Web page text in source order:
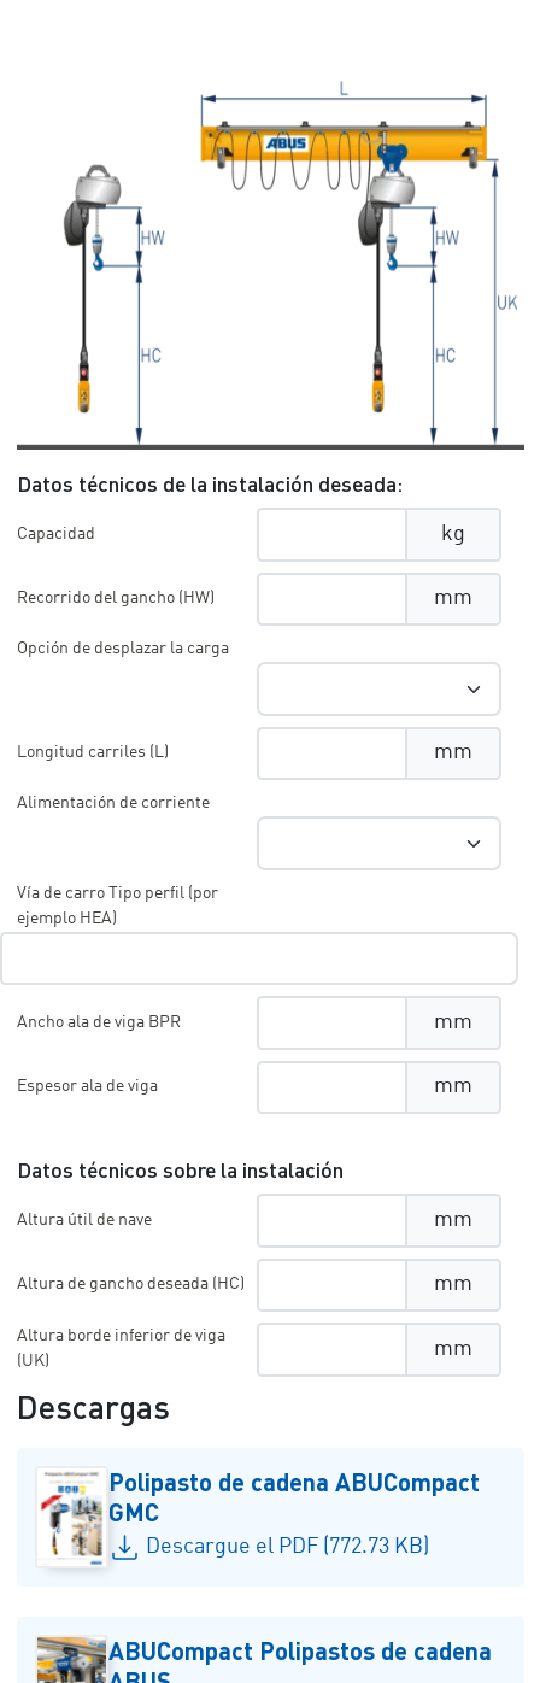
Datos técnicos de la instalación deseada:
Capacidad kg
Recorrido del gancho (HW) mm
Opción de desplazar la carga
Longitud carriles (L) mm
Alimentación de corriente
Vía de carro Tipo perfil (por
ejemplo HEA)
Ancho ala de viga BPR mm
Espesor ala de viga mm
Datos técnicos sobre la instalación
Altura útil de nave mm
Altura de gancho deseada (HC) mm
Altura borde inferior de viga
(UK)
mm
Descargas
Polipasto de cadena ABUCompact
GMC
Descargue el PDF (772.73 KB)
ABUCompact Polipastos de cadena